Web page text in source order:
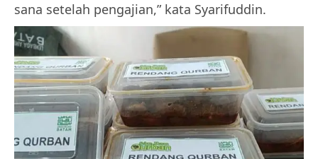
sana setelah pengajian,” kata Syarifuddin.